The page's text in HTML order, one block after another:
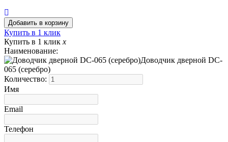
Купить в 1 клик
Купить в 1 клик x
Наименование:
Доводчик дверной DC-
065 (серебро)
Количество:
Имя
Email
Телефон